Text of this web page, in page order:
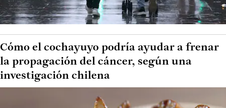
Cómo el cochayuyo podría ayudar a frenar
la propagación del cáncer, según una
investigación chilena